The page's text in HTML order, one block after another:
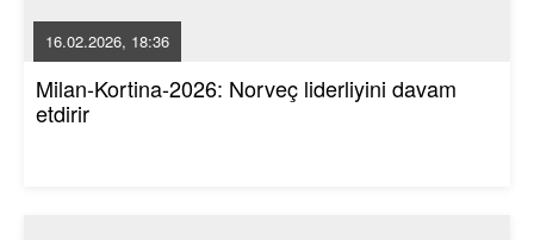
16.02.2026, 18:36
Milan-Kortina-2026: Norveç liderliyini davam
etdirir